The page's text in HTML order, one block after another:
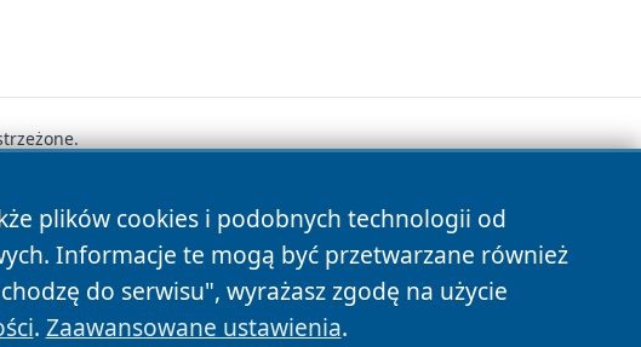
plików cookies i podobnych technologii od
Informacje te mogą być przetwarzane również
do serwisu", wyrażasz zgodę na użycie
. Zaawansowane ustawienia.
Cookies